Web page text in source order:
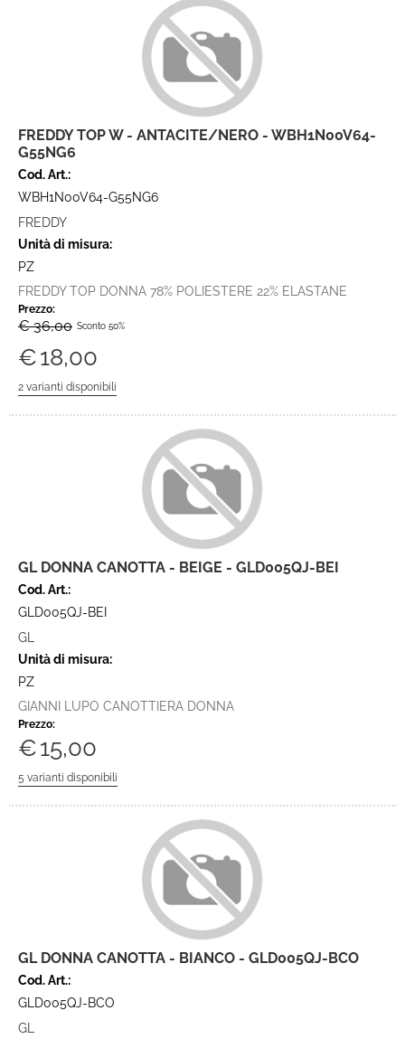
FREDDY TOP W - ANTACITE/NERO - WBH1N00V64-
G55NG6
Cod. Art.:
WBH1N00V64-G55NG6
FREDDY
Unità di misura:
PZ
FREDDY TOP DONNA 78% POLIESTERE 22% ELASTANE
Prezzo:
€ 36,00 Sconto 50%
€18,00
GL DONNA CANOTTA - BEIGE - GLD005QJ-BEI
Cod. Art.:
GLD005QJ-BEI
GL
Unità di misura:
PZ
GIANNI LUPO CANOTTIERA DONNA
Prezzo:
€15,00
GL DONNA CANOTTA - BIANCO - GLD005QJ-BCO
Cod. Art.:
GLD005QJ-BCO
GL